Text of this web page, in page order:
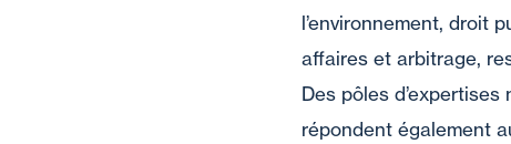
l’environnement, droit
affaires et arbitrage,
Des pôles
répondent également